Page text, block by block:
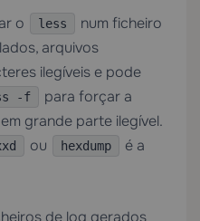
o less
num ficheiro
arquivos
ilegíveis e pode
-f
para forçar a
grande parte ilegível.
ou hexdump
é a
de log gerados